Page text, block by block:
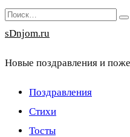
Перейти
к
Search
for:
sDnjom.ru
Новые поздравления и
Поздравления
Стихи
Тосты